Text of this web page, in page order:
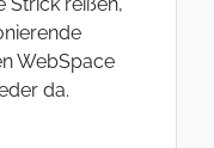
WebSpace
da.